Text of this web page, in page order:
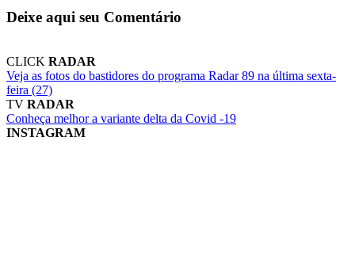
Deixe aqui seu Comentário
CLICK RADAR
Veja as fotos do bastidores do programa Radar 89 na última sexta-
feira (27)
TV RADAR
Conheça melhor a variante delta da Covid -19
INSTAGRAM